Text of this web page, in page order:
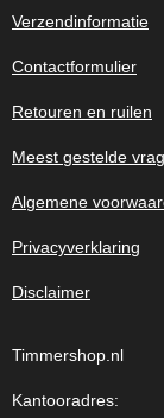
Verzendinformatie
Contactformulier
Retouren en ruilen
Meest gestelde
Algemene
Privacyverklaring
Disclaimer
Timmershop.nl
Kantooradres: